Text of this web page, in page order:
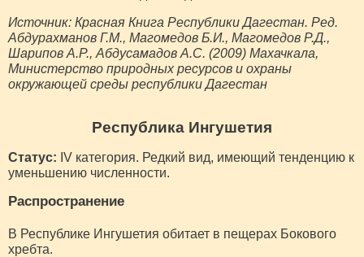
Источник: Красная Книга Республики Дагестан. Ред.
Абдурахманов Г.М., Магомедов Б.И., Магомедов Р.Д.,
Шарипов А.Р., Абдусамадов А.С. (2009) Махачкала,
Министерство природных ресурсов и охраны
окружающей среды республики Дагестан
Республика Ингушетия
Статус: IV категория. Редкий вид, имеющий тенденцию к
уменьшению численности.
Распространение
В Республике Ингушетия обитает в пещерах Бокового
хребта.